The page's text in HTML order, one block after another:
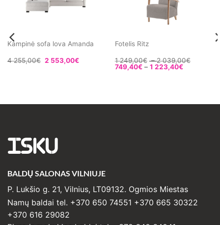
Kampinė sofa lova Amanda
4 255,00€ 2 553,00€
Fotelis Ritz
1 249,00€ – 2 039,00€
749,40€ – 1 223,40€Price
ISKU
BALDŲ SALONAS VILNIUJE
P. Lukšio g. 21, Vilnius, LT09132. Ogmios Miestas
Namų baldai tel. +370 650 74551 +370 665 30322
+370 616 29082